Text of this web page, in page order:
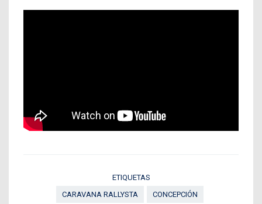
ETIQUETAS
CARAVANA RALLYSTA
CONCEPCIÓN